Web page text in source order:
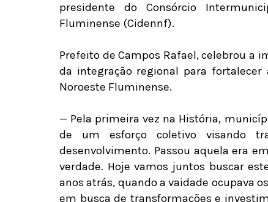
presidente do Consórcio
Fluminense (Cidennf).
Prefeito de Campos Rafael, celebrou a
da integração regional para
Noroeste Fluminense.
— Pela primeira vez na História,
de um esforço coletivo visando
desenvolvimento. Passou aquela era
verdade. Hoje vamos juntos buscar
anos atrás, quando a vaidade ocupava
em busca de transformações e